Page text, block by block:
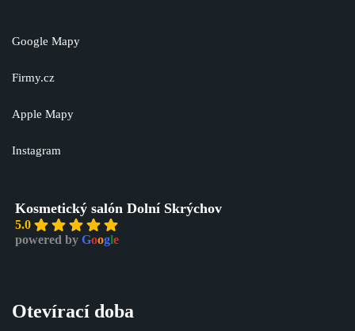
Google Mapy
Firmy.cz
Apple Mapy
Instagram
Kosmetický salón Dolní Skrýchov
5.0
powered by Google
Otevírací doba